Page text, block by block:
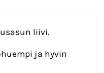
liivi.
ja hyvin